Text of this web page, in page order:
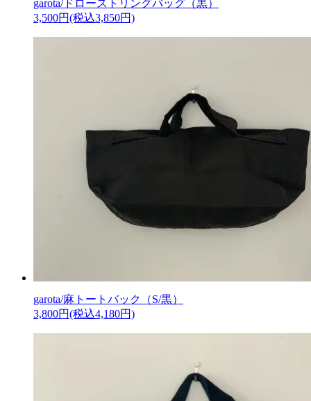
garota/ドローストリングバッグ（黒）
3,500円(税込3,850円)
garota/麻トートバック（S/黒）
3,800円(税込4,180円)